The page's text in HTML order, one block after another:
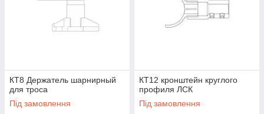
КТ8 Держатель шарнирный
для троса
Під замовлення
КТ12 кронштейн круглого
профиля ЛСК
Під замовлення